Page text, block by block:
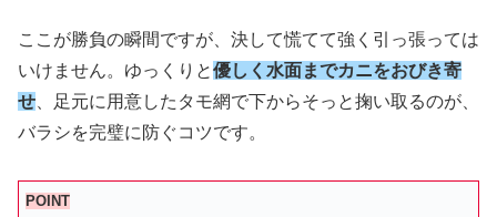
ここが勝負の瞬間ですが、決して慌てて強く引っ張っては
いけません。ゆっくりと優しく水面までカニをおびき寄
せ 、足元に用意したタモ網で下からそっと掬い取るのが、
バラシを完璧に防ぐコツです。
POINT